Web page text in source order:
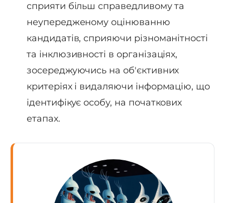
сприяти більш справедливому та
неупередженому оцінюванню
кандидатів, сприяючи різноманітності
та інклюзивності в організаціях,
зосереджуючись на об'єктивних
критеріях і видаляючи інформацію, що
ідентифікує особу, на початкових
етапах.